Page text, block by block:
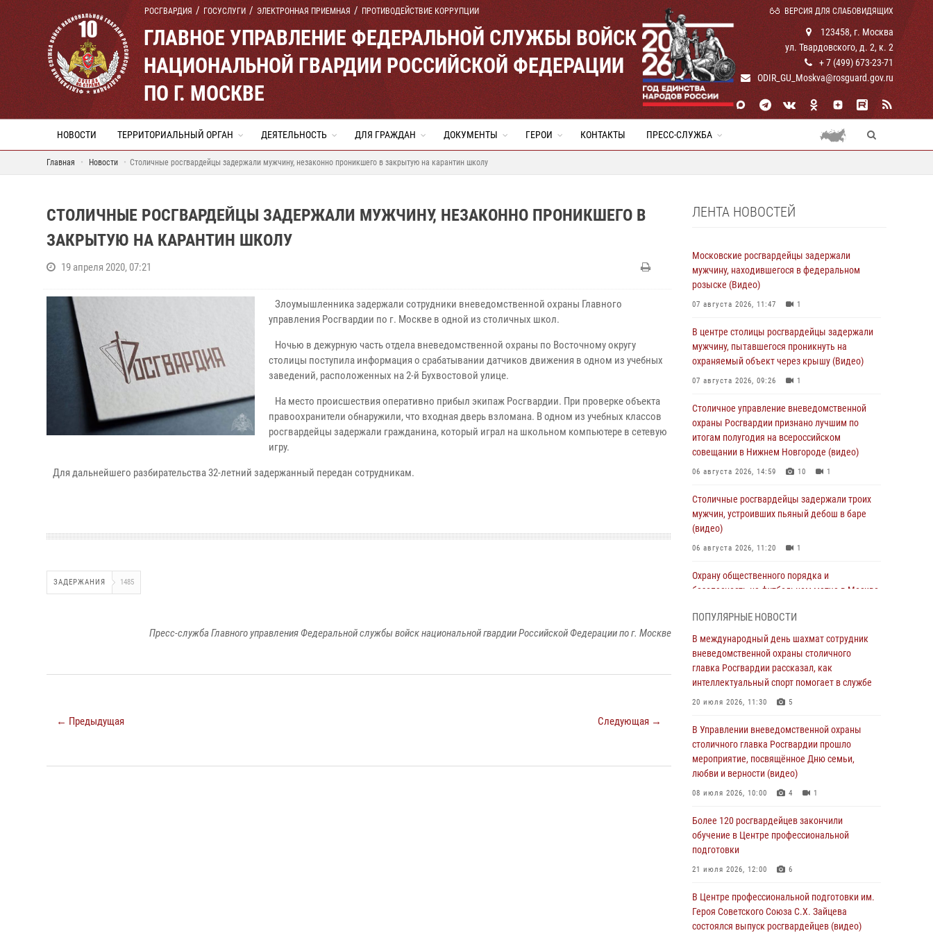
РОСГВАРДИЯ ГОСУСЛУГИ ЭЛЕКТРОННАЯ ПРИЕМНАЯ ПРОТИВОДЕЙСТВИЕ КОРРУПЦИИ ВЕРСИЯ ДЛЯ СЛАБОВИДЯЩИХ
ГЛАВНОЕ УПРАВЛЕНИЕ ФЕДЕРАЛЬНОЙ СЛУЖБЫ ВОЙСК
НАЦИОНАЛЬНОЙ ГВАРДИИ РОССИЙСКОЙ ФЕДЕРАЦИИ
ПО Г. МОСКВЕ
123458, г. Москва
ул. Твардовского, д. 2, к. 2
+ 7 (499) 673-23-71
ODIR_GU_Moskva@rosguard.gov.ru
НОВОСТИ ТЕРРИТОРИАЛЬНЫЙ ОРГАН ДЕЯТЕЛЬНОСТЬ ДЛЯ ГРАЖДАН ДОКУМЕНТЫ ГЕРОИ КОНТАКТЫ ПРЕСС-СЛУЖБА
Главная Новости Столичные росгвардейцы задержали мужчину, незаконно проникшего в закрытую на карантин школу
СТОЛИЧНЫЕ РОСГВАРДЕЙЦЫ ЗАДЕРЖАЛИ МУЖЧИНУ, НЕЗАКОННО ПРОНИКШЕГО В
ЗАКРЫТУЮ НА КАРАНТИН ШКОЛУ
19 апреля 2020, 07:21
Злоумышленника задержали сотрудники вневедомственной охраны Главного
управления Росгвардии по г. Москве в одной из столичных школ.
Ночью в дежурную часть отдела вневедомственной охраны по Восточному округу
столицы поступила информация о срабатывании датчиков движения в одном из учебных
заведений, расположенных на 2-й Бухвостовой улице.
На место происшествия оперативно прибыл экипаж Росгвардии. При проверке объекта
правоохранители обнаружили, что входная дверь взломана. В одном из учебных классов
росгвардейцы задержали гражданина, который играл на школьном компьютере в сетевую
игру.
Для дальнейшего разбирательства 32-летний задержанный передан сотрудникам.
ЗАДЕРЖАНИЯ 1485
Пресс-служба Главного управления Федеральной службы войск национальной гвардии Российской Федерации по г. Москве
← Предыдущая Следующая →
ЛЕНТА НОВОСТЕЙ
Московские росгвардейцы задержали
мужчину, находившегося в федеральном
розыске (Видео)
07 августа 2026, 11:47 1
В центре столицы росгвардейцы задержали
мужчину, пытавшегося проникнуть на
охраняемый объект через крышу (Видео)
07 августа 2026, 09:26 1
Столичное управление вневедомственной
охраны Росгвардии признано лучшим по
итогам полугодия на всероссийском
совещании в Нижнем Новгороде (видео)
06 августа 2026, 14:59 10 1
Столичные росгвардейцы задержали троих
мужчин, устроивших пьяный дебош в баре
(видео)
06 августа 2026, 11:20 1
Охрану общественного порядка и
безопасность на футбольном матче в Москве
Столичные росгвардейцы задержали
мужчину, устроившего дебош в букмекерской
конторе (Видео)
05 августа 2026, 12:39
Московские росгвардейцы обеспечили
безопасность проведения футбольного матча
Кубка России (Видео)
05 августа 2026, 12:35 1
ознакомилась с передовыми методами
работы Росгвардии в Москве (видео)
04 августа 2026, 18:16
чемпионат по самбо и боевому самбо.
(видео)
04 августа 2026, 14:00 7 1
ПОПУЛЯРНЫЕ НОВОСТИ
В международный день шахмат сотрудник
вневедомственной охраны столичного
главка Росгвардии рассказал, как
интеллектуальный спорт помогает в службе
20 июля 2026, 11:30 5
В Управлении вневедомственной охраны
столичного главка Росгвардии прошло
мероприятие, посвящённое Дню семьи,
любви и верности (видео)
08 июля 2026, 10:00 4 1
Более 120 росгвардейцев закончили
обучение в Центре профессиональной
подготовки
21 июля 2026, 12:00 6
В Центре профессиональной подготовки им.
Героя Советского Союза С.Х. Зайцева
состоялся выпуск росгвардейцев (видео)